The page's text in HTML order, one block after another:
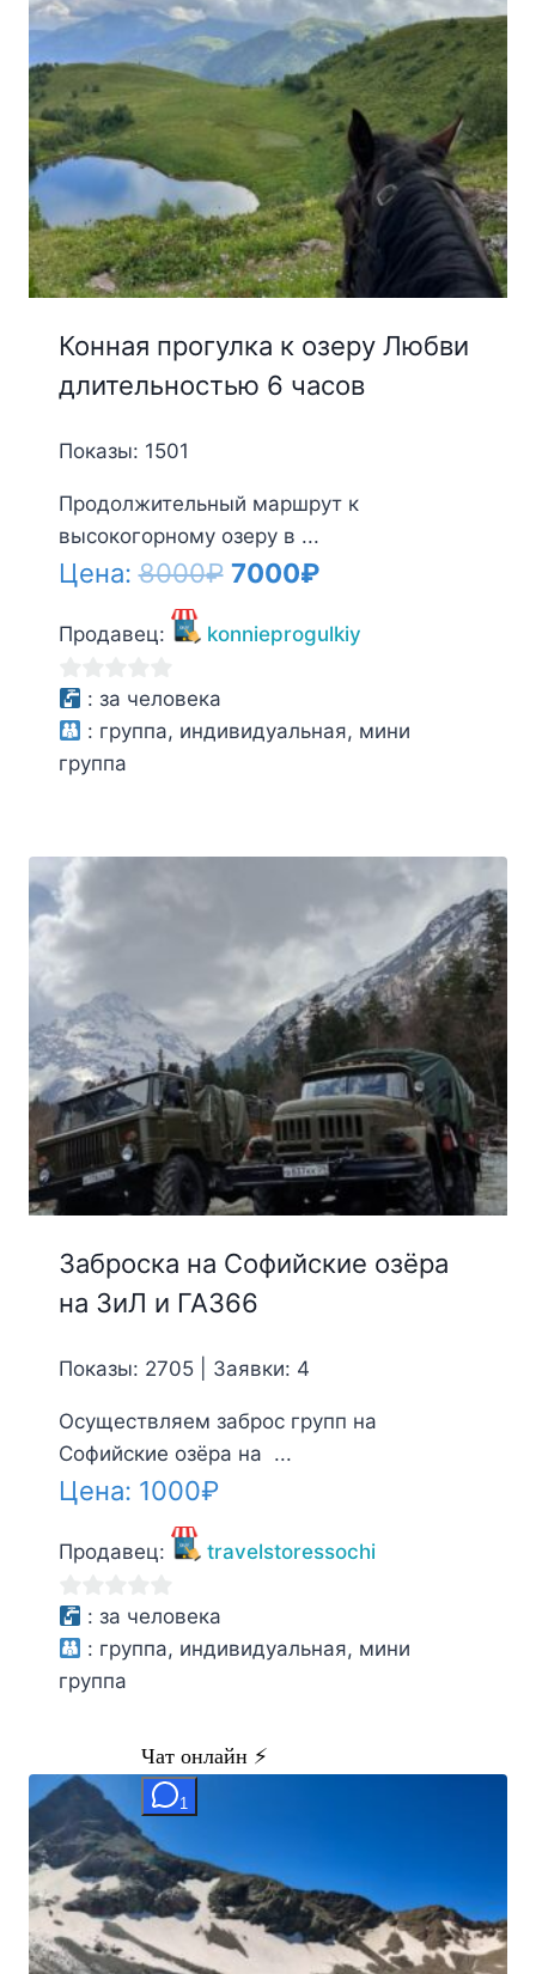
Конная прогулка к озеру Любви
длительностью 6 часов
Показы: 1501
Продолжительный маршрут к
высокогорному озеру в ...
Цена:8000₽ Первоначальная
составляла
7000₽Текущая
7000₽.
Продавец: konnieprogulkiy
0
из
5
: за человека
: группа, индивидуальная, мини
группа
Заброска на Софийские озёра
на ЗиЛ и ГАЗ66
Показы: 2705 | Заявки: 4
Осуществляем заброс групп на
Софийские озёра на ...
Цена: 1000₽
Продавец: travelstoressochi
0
из
5
: за человека
: группа, индивидуальная, мини
группа